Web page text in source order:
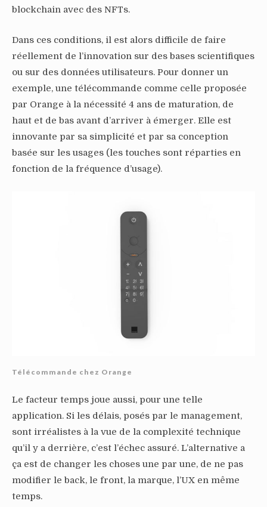
blockchain avec des NFTs.
Dans ces conditions, il est alors difficile de faire
réellement de l’innovation sur des bases scientifiques
ou sur des données utilisateurs. Pour donner un
exemple, une télécommande comme celle proposée
par Orange à la nécessité 4 ans de maturation, de
haut et de bas avant d’arriver à émerger. Elle est
innovante par sa simplicité et par sa conception
basée sur les usages (les touches sont réparties en
fonction de la fréquence d’usage).
Télécommande chez Orange
Le facteur temps joue aussi, pour une telle
application. Si les délais, posés par le management,
sont irréalistes à la vue de la complexité technique
qu’il y a derrière, c’est l’échec assuré. L’alternative a
ça est de changer les choses une par une, de ne pas
modifier le back, le front, la marque, l’UX en même
temps.